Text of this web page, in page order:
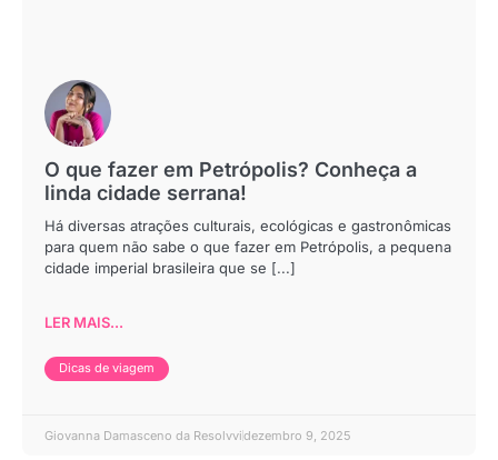
O que fazer em Petrópolis? Conheça a
linda cidade serrana!
Há diversas atrações culturais, ecológicas e gastronômicas
para quem não sabe o que fazer em Petrópolis, a pequena
cidade imperial brasileira que se [...]
LER MAIS...
Dicas de viagem
Giovanna Damasceno da Resolvvidezembro 9, 2025